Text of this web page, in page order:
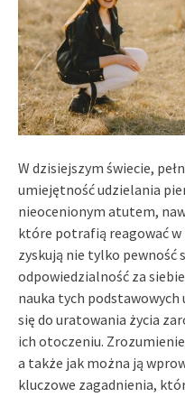
W dzisiejszym świecie,
umiejętność udzielania
nieocenionym atutem,
które potrafią reagować
zyskują nie tylko pewność
odpowiedzialność za
nauka tych
się do uratowania życia
ich otoczeniu.
a także jak można ją
kluczowe zagadnienia,